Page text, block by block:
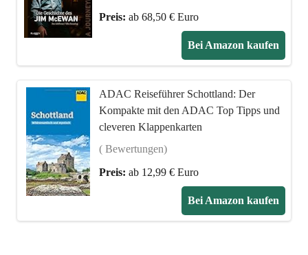
Preis: ab 68,50 € Euro
Bei Amazon kaufen
ADAC Reiseführer Schottland: Der
Kompakte mit den ADAC Top Tipps und
cleveren Klappenkarten
( Bewertungen)
Preis: ab 12,99 € Euro
Bei Amazon kaufen